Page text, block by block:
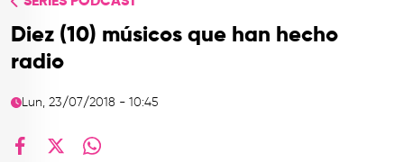
TOP
QUIÉNES SOMOS
Diez (10) músicos que han hecho
radio
Lun, 23/07/2018 - 10:45